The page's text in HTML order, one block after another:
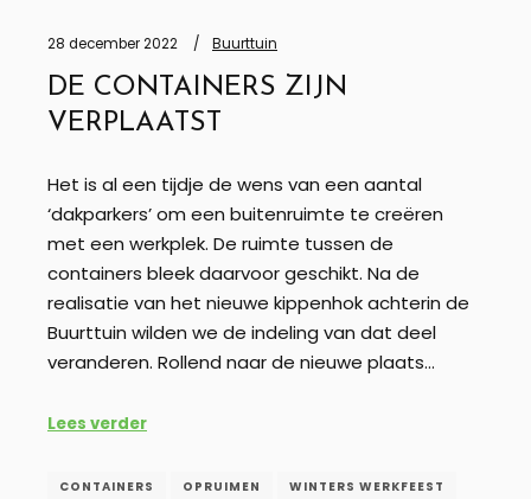
28 december 2022 Buurttuin
DE CONTAINERS ZIJN
VERPLAATST
Het is al een tijdje de wens van een aantal
‘dakparkers’ om een buitenruimte te creëren
met een werkplek. De ruimte tussen de
containers bleek daarvoor geschikt. Na de
realisatie van het nieuwe kippenhok achterin de
Buurttuin wilden we de indeling van dat deel
veranderen. Rollend naar de nieuwe plaats…
Lees verder
CONTAINERS OPRUIMEN WINTERS WERKFEEST